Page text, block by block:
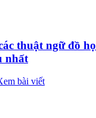
thuật ngữ đồ
nhất
bài viết